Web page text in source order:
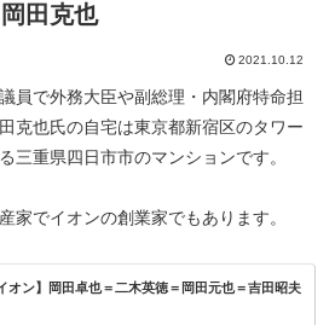
田克也
2021.10.12
員で外務大臣や副総理・内閣府特命担
克也氏の自宅は東京都新宿区のタワー
三重県四日市市のマンションです。
家でイオンの創業家でもあります。
イオン】岡田卓也＝二木英徳＝岡田元也＝吉田昭夫